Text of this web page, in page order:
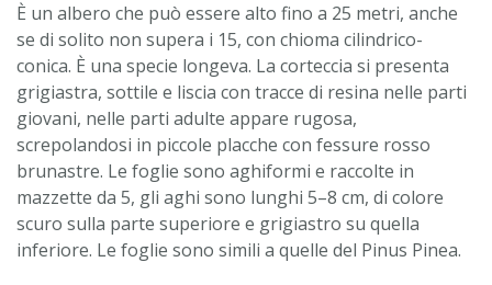
È un albero che può essere alto fino a 25 metri, anche
se di solito non supera i 15, con chioma cilindrico-
conica. È una specie longeva. La corteccia si presenta
grigiastra, sottile e liscia con tracce di resina nelle parti
giovani, nelle parti adulte appare rugosa,
screpolandosi in piccole placche con fessure rosso
brunastre. Le foglie sono aghiformi e raccolte in
mazzette da 5, gli aghi sono lunghi 5–8 cm, di colore
scuro sulla parte superiore e grigiastro su quella
inferiore. Le foglie sono simili a quelle del Pinus Pinea.